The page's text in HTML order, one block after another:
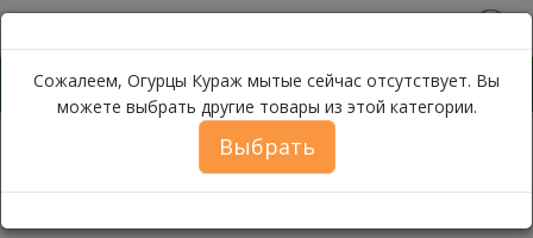
Огурцы Огурцы Кураж мытые
Сожалеем, Огурцы Кураж мытые сейчас отсутствует. Вы
можете выбрать другие товары из этой категории.
Выбрать
Огурцы Кураж мытые